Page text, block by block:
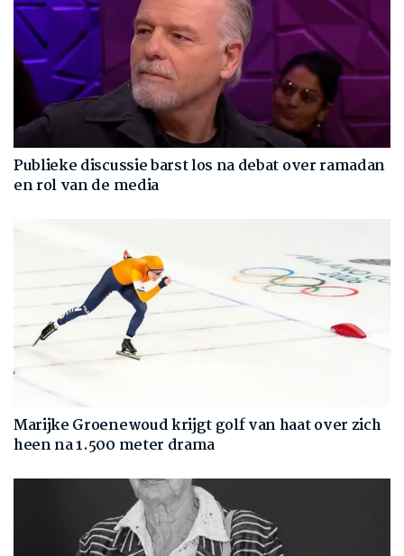
Publieke discussie barst los na debat over ramadan
en rol van de media
Marijke Groenewoud krijgt golf van haat over zich
heen na 1.500 meter drama